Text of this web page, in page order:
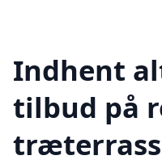
Indhent
tilbud på